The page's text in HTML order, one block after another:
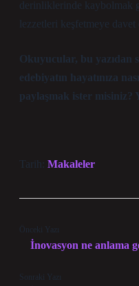
derinliklerinde kaybolmak
lezzetleri keşfetmeye davet
Okuyucular, bu yazıdan
edebiyatın hayatınıza
paylaşmak ister misiniz?
Tarih: Makaleler
Önceki Yazı
İnovasyon ne anlama
Sonraki Yazı